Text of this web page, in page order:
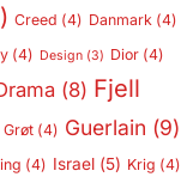
Creed (4) Danmark (4)
(4) Design(3) Dior(4)
(8) Fjell
Grøt(4) Guerlain (9)
(4) Israel(5) Krig (4)